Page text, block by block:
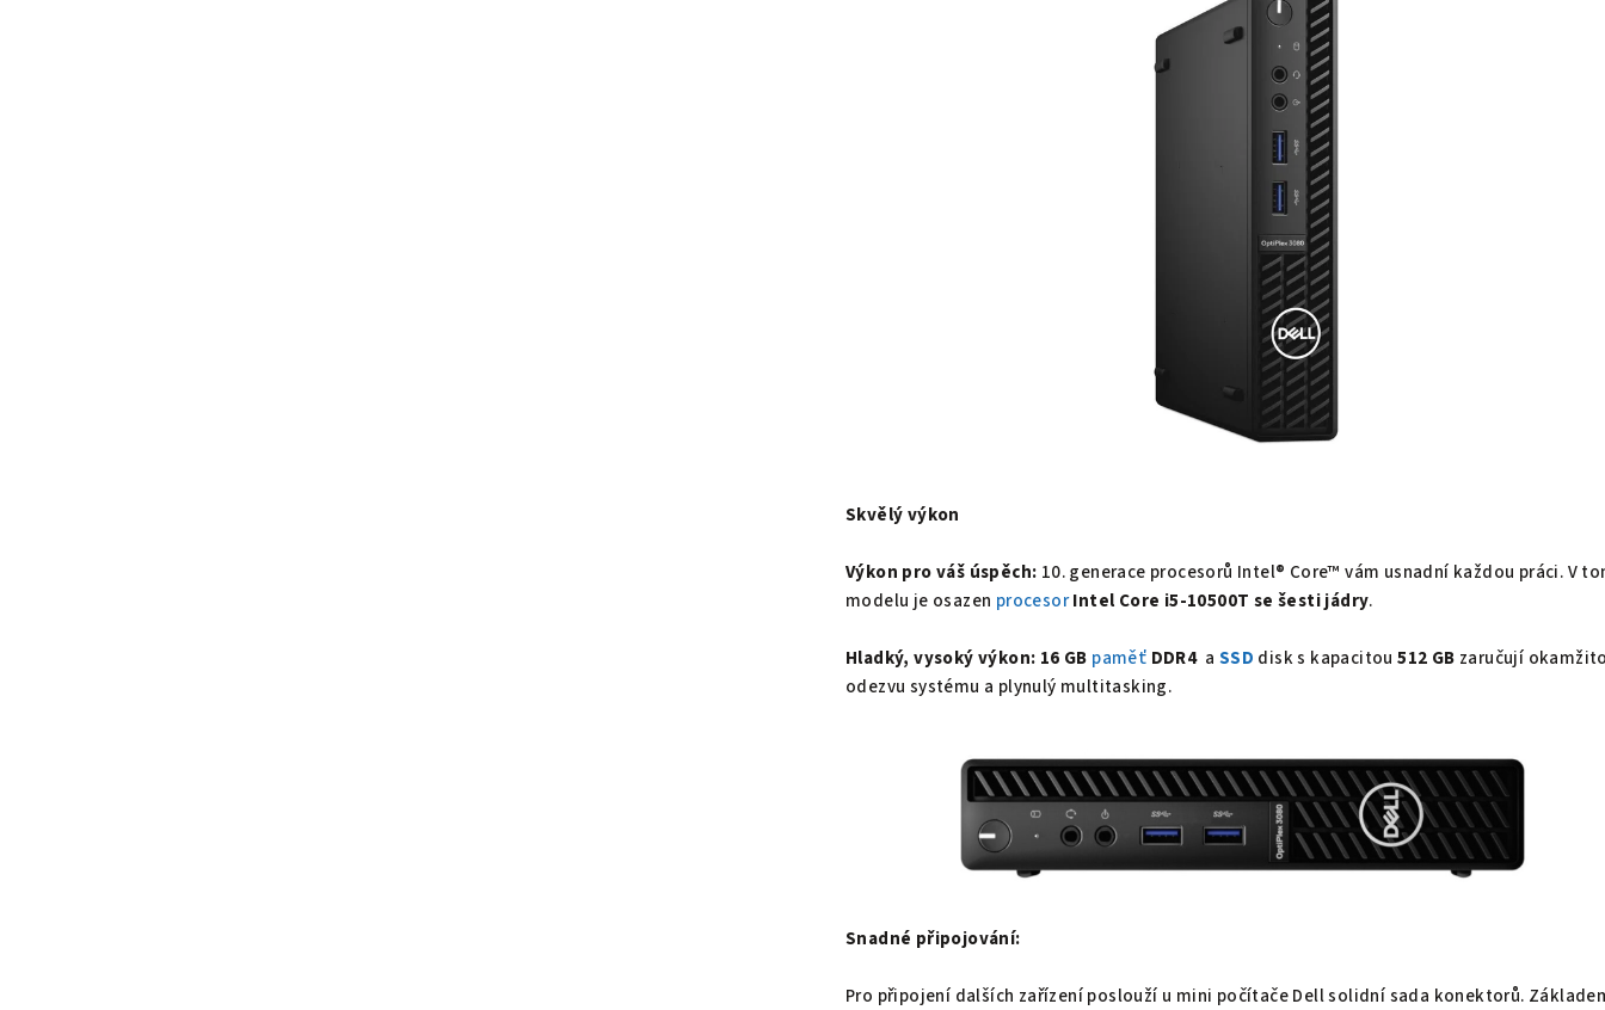
Skvělý výkon
Výkon pro váš úspěch: 10. generace procesorů Intel® Core™ vám usnadní každou práci. V
modelu je osazen procesorIntel Core i5-10500T se šesti jádry.
Hladký, vysoký výkon: 16 GB paměť DDR4a SSD disk s kapacitou512 GB zaručují
odezvu systému a plynulý multitasking.
Snadné připojování:
Pro připojení dalších zařízení poslouží u mini počítače Dell solidní sada konektorů.